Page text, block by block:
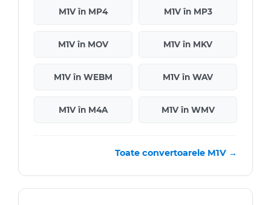
M1V în MP4 M1V în MP3
M1V în MOV M1V în MKV
M1V în WEBM M1V în WAV
M1V în M4A M1V în WMV
Toate convertoarele M1V →